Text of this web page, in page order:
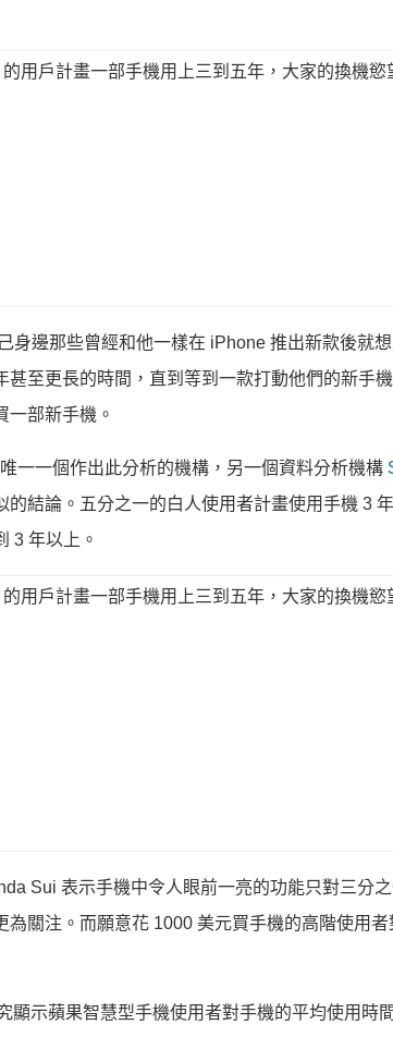
身邊那些曾經和他一樣在 iPhone 推出新款後就
甚至更長的時間，直到等到一款打動他們的新手
一部新手機。
一一個作出此分析的機構，另一個資料分析機構
的結論。五分之一的白人使用者計畫使用手機 3
3 年以上。
Sui 表示手機中令人眼前一亮的功能只對三分
為關注。而願意花 1000 美元買手機的高階使用
顯示蘋果智慧型手機使用者對手機的平均使用時